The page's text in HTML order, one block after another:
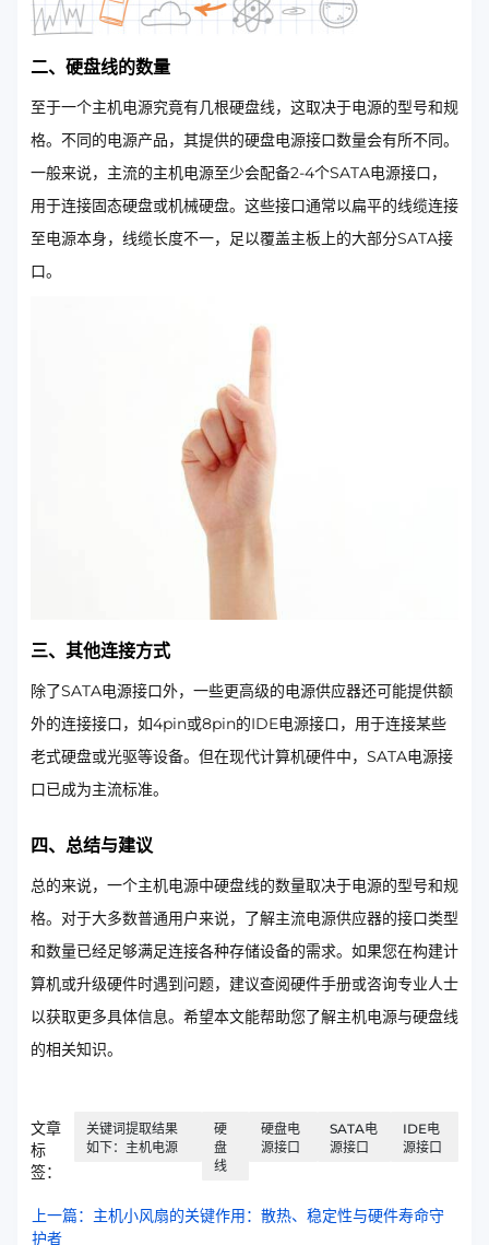
二、硬盘线的数量
至于一个主机电源究竟有几根硬盘线，这取决于电源的型号和规
格。不同的电源产品，其提供的硬盘电源接口数量会有所不同。
一般来说，主流的主机电源至少会配备2-4个SATA电源接口，
用于连接固态硬盘或机械硬盘。这些接口通常以扁平的线缆连接
至电源本身，线缆长度不一，足以覆盖主板上的大部分SATA接
口。
三、其他连接方式
除了SATA电源接口外，一些更高级的电源供应器还可能提供额
外的连接接口，如4pin或8pin的IDE电源接口，用于连接某些
老式硬盘或光驱等设备。但在现代计算机硬件中，SATA电源接
口已成为主流标准。
四、总结与建议
总的来说，一个主机电源中硬盘线的数量取决于电源的型号和规
格。对于大多数普通用户来说，了解主流电源供应器的接口类型
和数量已经足够满足连接各种存储设备的需求。如果您在构建计
算机或升级硬件时遇到问题，建议查阅硬件手册或咨询专业人士
以获取更多具体信息。希望本文能帮助您了解主机电源与硬盘线
的相关知识。
文章
标
签：
关键词提取结果
如下：主机电源
硬
盘
线
硬盘电
源接口
SATA电
源接口
IDE电
源接口
上一篇：主机小风扇的关键作用：散热、稳定性与硬件寿命守
护者